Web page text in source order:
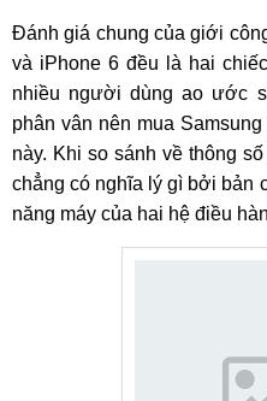
Đánh giá chung của giới
và iPhone 6 đều là hai
nhiều người dùng ao ước
phân vân nên mua
này. Khi so sánh về thông
chẳng có nghĩa lý gì bởi bản
năng máy của hai hệ điều